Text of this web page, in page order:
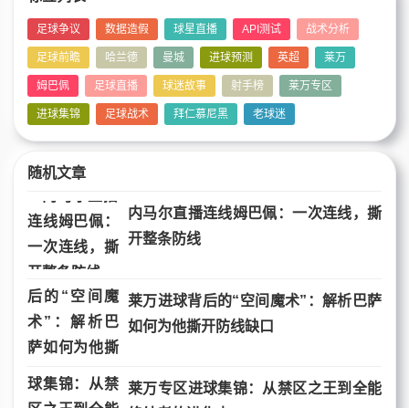
足球争议 数据造假 球星直播 API测试 战术分析
足球前瞻 哈兰德 曼城 进球预测 英超 莱万
姆巴佩 足球直播 球迷故事 射手榜 莱万专区
进球集锦 足球战术 拜仁慕尼黑 老球迷
随机文章
内马尔直播连线姆巴佩：一次连线，撕
开整条防线
莱万进球背后的“空间魔术”：解析巴萨
如何为他撕开防线缺口
莱万专区进球集锦：从禁区之王到全能